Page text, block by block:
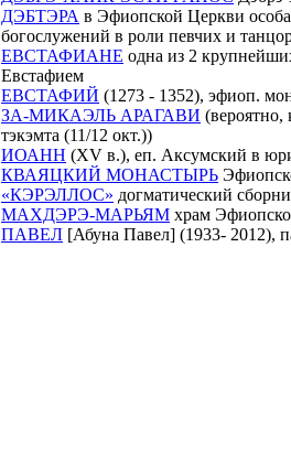
ДЭБТЭРА в Эфиопской Церкви
богослужений в роли певчих и
ЕВСТАФИАНЕ одна из 2
Евстафием
ЕВСТАФИЙ (1273 - 1352), эфиоп.
ЗА-МИКАЭЛЬ АРАГАВИ
тэкэмта (11/12 окт.))
ИОАНН (XV в.), еп. Аксумский в
КВАЯЦКИЙ МОНАСТЫРЬ
«КЭРЭЛЛОС» догматический
МАХДЭРЭ-МАРЬЯМ храм
ПАВЕЛ [Абуна Павел] (1933- 2012),